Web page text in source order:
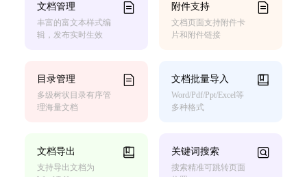
文档管理
丰富的富文本样式编
辑，发布实时生效
附件支持
文档页面支持附件卡
片和附件链接
目录管理
多级树状目录有序管
理海量文档
文档批量导入
Word/Pdf/Ppt/Excel等
多种格式
文档导出
支持导出文档为
关键词搜索
搜索精准可跳转页面